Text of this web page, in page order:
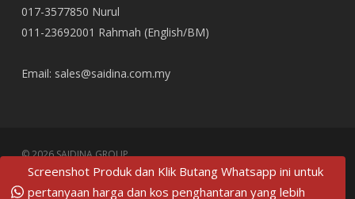
017-3577850 Nurul
011-23692001 Rahmah (English/BM)
Email: sales@saidina.com.my
© 2026 SAIDINA GROUP.
twitterfacebookpinterestlinkedintumblrdribbble
RSS github google-instagram
Screenshot Produk dan Klik Butang Whatsapp ini untuk
pertanyaan harga dan kos penghantaran yang lebih